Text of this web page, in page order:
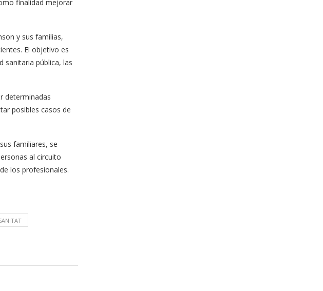
finalidad mejorar
y sus familias,
El objetivo es
sanitaria pública, las
determinadas
posibles casos de
familiares, se
al circuito
los profesionales.